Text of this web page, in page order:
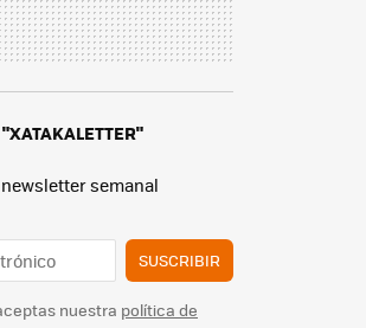
semanal
SUSCRIBIR
nuestra política de